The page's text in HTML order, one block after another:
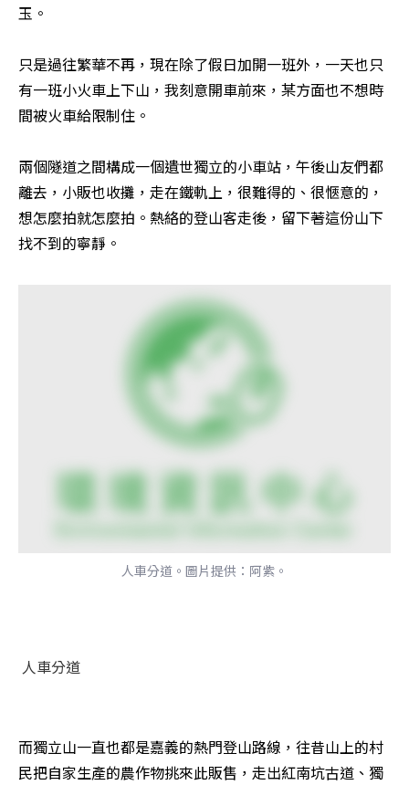
玉。
只是過往繁華不再，現在除了假日加開一班外，一天也只
有一班小火車上下山，我刻意開車前來，某方面也不想時
間被火車給限制住。
兩個隧道之間構成一個遺世獨立的小車站，午後山友們都
離去，小販也收攤，走在鐵軌上，很難得的、很愜意的，
想怎麼拍就怎麼拍。熱絡的登山客走後，留下著這份山下
找不到的寧靜。
人車分道。圖片提供：阿紫。
人車分道
而獨立山一直也都是嘉義的熱門登山路線，往昔山上的村
民把自家生產的農作物挑來此販售，走出紅南坑古道、獨